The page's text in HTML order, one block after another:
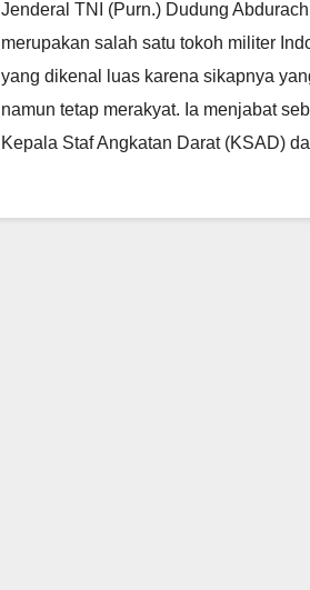
Jenderal TNI (Purn.) Dudung
merupakan salah satu tokoh militer
yang dikenal luas karena sikapnya
namun tetap merakyat. Ia menjabat
Kepala Staf Angkatan Darat (KSAD)